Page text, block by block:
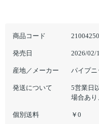
商品コード
発売日 2026/02/
産地／メーカー パイプニ
発送について
5営業日
場合あり
個別送料 ￥0